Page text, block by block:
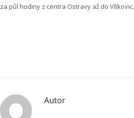
za půl hodiny z centra Ostravy až do Vítkovic.
Autor